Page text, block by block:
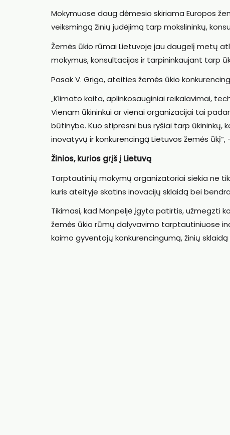
Mokymuose daug dėmesio skiriama Europos
veiksmingą žinių judėjimą tarp mokslininkų,
Žemės ūkio rūmai Lietuvoje jau daugelį metų
mokymus, konsultacijas ir tarpininkaujant tarp
Pasak V. Grigo, ateities žemės ūkio
„Klimato kaita, aplinkosauginiai reikalavimai,
Vienam ūkininkui ar vienai organizacijai tai
būtinybe. Kuo stipresni bus ryšiai tarp ūkininkų,
inovatyvų ir konkurencingą Lietuvos žemės
Žinios, kurios grįš į Lietuvą
Tarptautinių mokymų organizatoriai siekia ne
kuris ateityje skatins inovacijų sklaidą bei
Tikimasi, kad Monpeljė įgyta patirtis, užmegzti
žemės ūkio rūmų dalyvavimo tarptautiniuose
kaimo gyventojų konkurencingumą, žinių